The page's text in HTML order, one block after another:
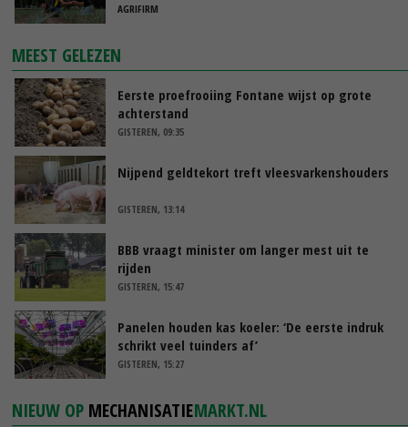
AGRIFIRM
MEEST GELEZEN
Eerste proefrooiing Fontane wijst op grote
achterstand
GISTEREN, 09:35
Nijpend geldtekort treft vleesvarkenshouders
GISTEREN, 13:14
BBB vraagt minister om langer mest uit te
rijden
GISTEREN, 15:47
Panelen houden kas koeler: ‘De eerste indruk
schrikt veel tuinders af’
GISTEREN, 15:27
NIEUW OP MECHANISATIEMARKT.NL